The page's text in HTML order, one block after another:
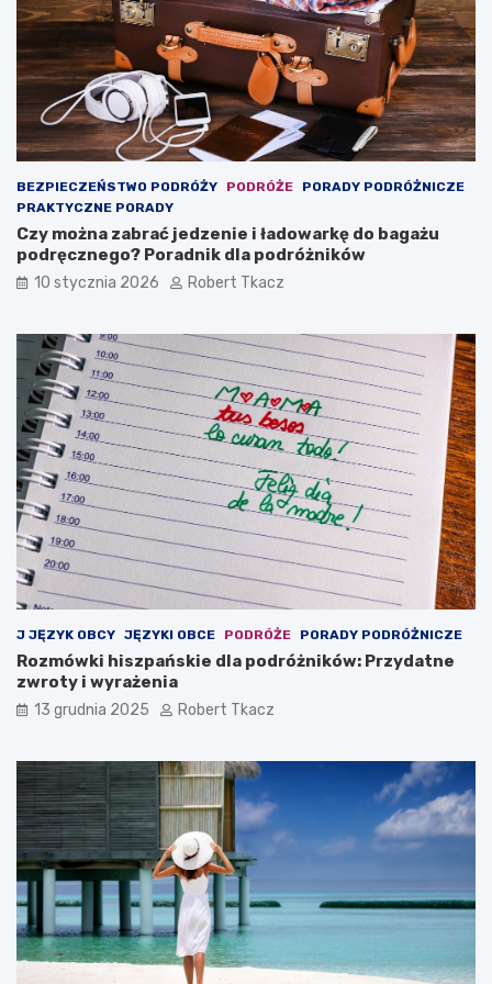
r
a
d
n
i
k
l
p
o
d
r
ó
i
k
ó
w
o
b
a
c
z
y
i
w
i
e
d
z
BEZPIECZEŃSTWO PODRÓŻY PODRÓŻE
PORADY PODRÓŻNICZE
PRAKTYCZNE PORADY
Czy można zabrać jedzenie i ładowarkę do bagażu
podręcznego? Poradnik dla podróżników
10 stycznia 2026 Robert Tkacz
J JĘZYK OBCY JĘZYKI OBCE PODRÓŻE PORADY PODRÓŻNICZE
Rozmówki hiszpańskie dla podróżników: Przydatne
zwroty i wyrażenia
13 grudnia 2025 Robert Tkacz